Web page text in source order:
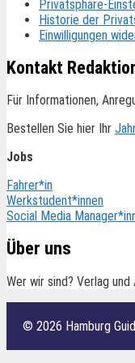
Privatsphäre-
Historie der
Einwilligungen
Kontakt
Für Informationen,
Bestellen Sie hier Ihr
Jobs
Fahrer*in
Werkstudent*innen
Social Media
Über uns
Wer wir sind? Verlag
© 2026 Hamburg